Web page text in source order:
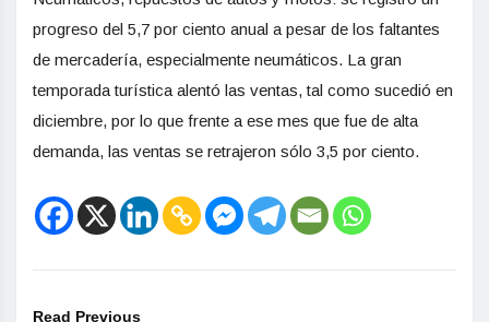
progreso del 5,7 por ciento anual a pesar de los faltantes
de mercadería, especialmente neumáticos. La gran
temporada turística alentó las ventas, tal como sucedió en
diciembre, por lo que frente a ese mes que fue de alta
demanda, las ventas se retrajeron sólo 3,5 por ciento.
Read Previous